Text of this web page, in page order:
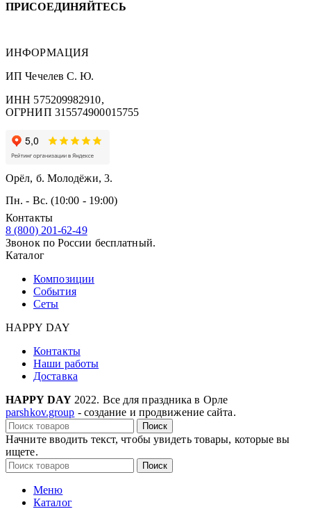
ПРИСОЕДИНЯЙТЕСЬ
ИНФОРМАЦИЯ
ИП Чечелев С. Ю.
ИНН 575209982910,
ОГРНИП 315574900015755
Орёл, б. Молодёжи, 3.
Пн. - Вс. (10:00 - 19:00)
Контакты
8 (800) 201-62-49
Звонок по России бесплатный.
Каталог
Композиции
События
Сеты
HAPPY DAY
Контакты
Наши работы
Доставка
HAPPY DAY 2022. Все для праздника в Орле
parshkov.group - создание и продвижение сайта.
Поиск
Начните вводить текст, чтобы увидеть товары, которые вы
ищете.
Поиск
Меню
Каталог